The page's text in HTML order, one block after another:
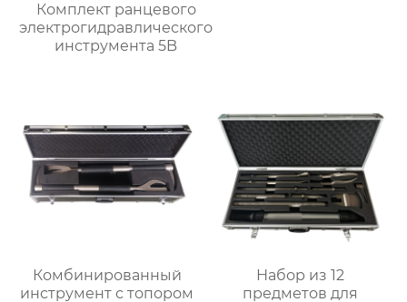
Комплект ранцевого
электрогидравлического
инструмента 5B
Комбинированный
инструмент с топором
Набор из 12
предметов для